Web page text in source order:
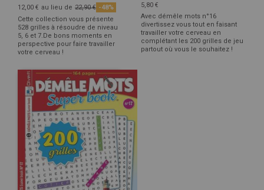
12,00 € au lieu de 22,90 € -48%
Cette collection vous présente
528 grilles à résoudre de niveau
5, 6 et 7.De bons moments en
perspective pour faire travailler
votre cerveau !
5,80 €
Avec démêle mots n°16
divertissez vous tout en faisant
travailler votre cerveau en
complétant les 200 grilles de jeu
partout où vous le souhaitez !